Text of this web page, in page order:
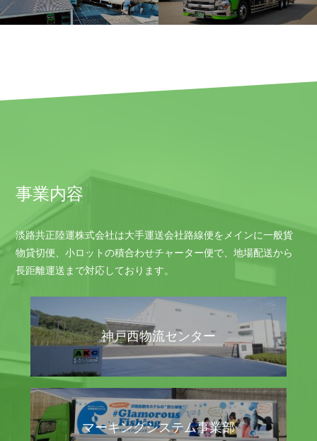
事業内容
淡路共正陸運株式会社は大手運送会社路線便をメインに一般貨
物貸切便、小ロットの積合わせチャーター便で、地場配送から
長距離運送まで対応しております。
神戸西物流センター
マーキングシステム事業部